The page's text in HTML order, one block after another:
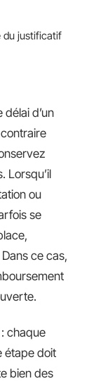
du justificatif
d’un
Lorsqu’il
ou
se
ce cas,
chaque
étape doit
bien des